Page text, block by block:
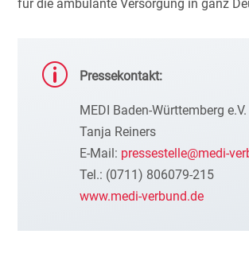
für die ambulante Versorgung in ganz
p Pressekontakt:
MEDI Baden-Württemberg e.V.
Tanja Reiners
E-Mail: pressestelle@medi-
Tel.: (0711) 806079-215
www.medi-verbund.de